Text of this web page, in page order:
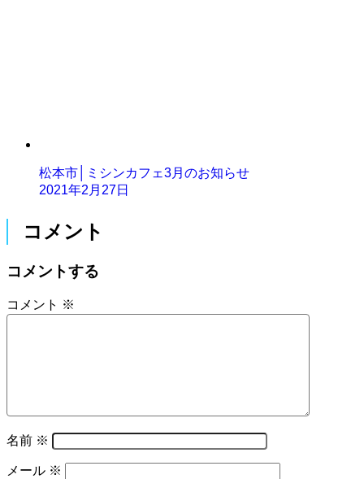
松本市│ミシンカフェ3月のお知らせ
2021年2月27日
コメント
コメントする
コメント ※
名前 ※
メール ※